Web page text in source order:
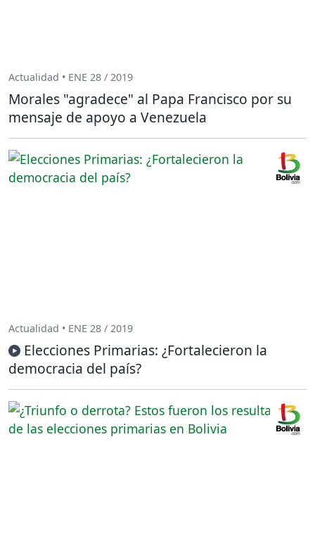
Actualidad • ENE 28 / 2019
Morales "agradece" al Papa Francisco por su
mensaje de apoyo a Venezuela
Actualidad • ENE 28 / 2019
Elecciones Primarias: ¿Fortalecieron la
democracia del país?